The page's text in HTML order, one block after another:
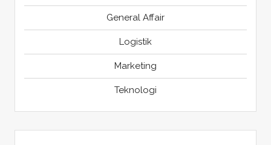
General Affair
Logistik
Marketing
Teknologi